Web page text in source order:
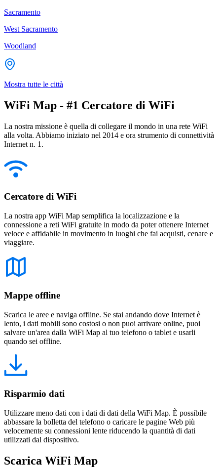
Sacramento
West Sacramento
Woodland
Mostra tutte le città
WiFi Map - #1 Cercatore di WiFi
La nostra missione è quella di collegare il mondo in una rete WiFi
alla volta. Abbiamo iniziato nel 2014 e ora strumento di connettività
Internet n. 1.
Cercatore di WiFi
La nostra app WiFi Map semplifica la localizzazione e la
connessione a reti WiFi gratuite in modo da poter ottenere Internet
veloce e affidabile in movimento in luoghi che fai acquisti, cenare e
viaggiare.
Mappe offline
Scarica le aree e naviga offline. Se stai andando dove Internet è
lento, i dati mobili sono costosi o non puoi arrivare online, puoi
salvare un'area dalla WiFi Map al tuo telefono o tablet e usarli
quando sei offline.
Risparmio dati
Utilizzare meno dati con i dati di dati della WiFi Map. È possibile
abbassare la bolletta del telefono o caricare le pagine Web più
velocemente su connessioni lente riducendo la quantità di dati
utilizzati dal dispositivo.
Scarica WiFi Map